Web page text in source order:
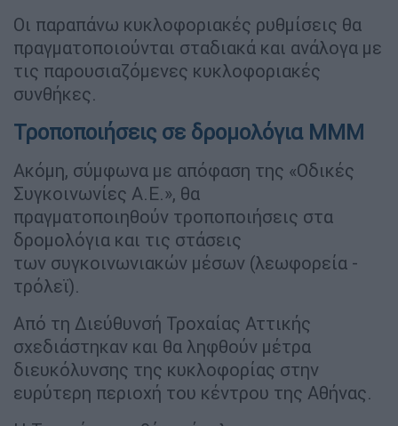
Οι παραπάνω κυκλοφοριακές ρυθμίσεις θα
πραγματοποιούνται σταδιακά και ανάλογα με
τις παρουσιαζόμενες κυκλοφοριακές
συνθήκες.
Τροποποιήσεις σε δρομολόγια ΜΜΜ
Ακόμη, σύμφωνα με απόφαση της «Οδικές
Συγκοινωνίες Α.Ε.», θα
πραγματοποιηθούν τροποποιήσεις στα
δρομολόγια και τις στάσεις
των συγκοινωνιακών μέσων (λεωφορεία -
τρόλεϊ).
Από τη Διεύθυνσή Τροχαίας Αττικής
σχεδιάστηκαν και θα ληφθούν μέτρα
διευκόλυνσης της κυκλοφορίας στην
ευρύτερη περιοχή του κέντρου της Αθήνας.